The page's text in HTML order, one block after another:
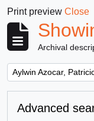
Print preview Close
Archival
Remove filter:
Aylwin Azocar,
Advanced